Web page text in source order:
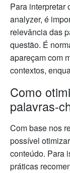
Para interpretar
analyzer, é
relevância das
questão. É
apareçam com
contextos,
Como
palavras-
Com base nos
possível
conteúdo. Para
práticas